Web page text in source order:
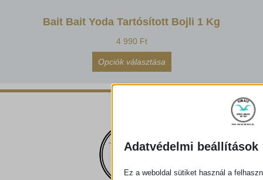
Bait Bait Yoda Tartósított Bojli 1 Kg
4 990 Ft
Opciók választása
Adatvédelmi beállítások
Ez a weboldal sütiket használ a